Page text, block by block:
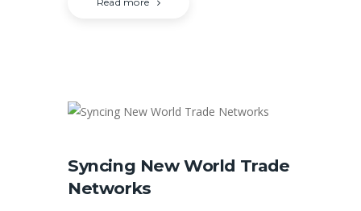
Syncing New World Trade
Networks